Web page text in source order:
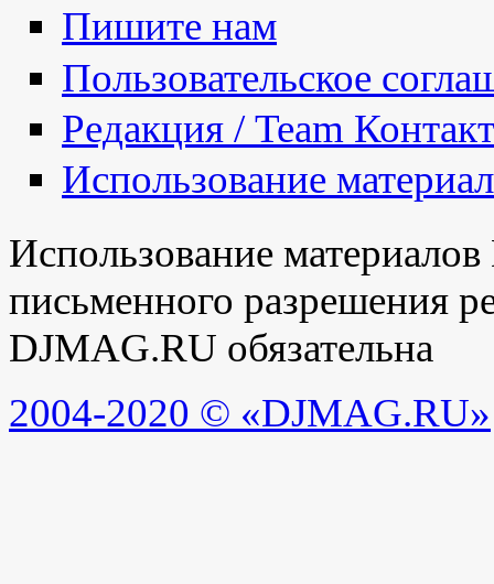
Пишите нам
Пользовательское
Редакция / Team
Использование
Использование
письменного разрешения
DJMAG.RU обязательна
2004-2020 © «DJMAG.RU»